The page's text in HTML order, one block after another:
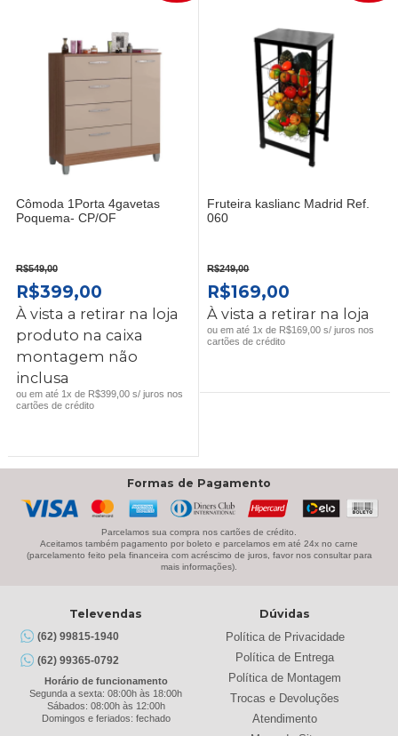
Cômoda 1Porta 4gavetas
Poquema- CP/OF
R$549,00
O
PREÇO
ORIGINAL
ERA:
R$549,00.
R$399,00O
PREÇO
ATUAL
É:
À vista a retirar na loja
produto na caixa
montagem não
inclusa
ou em até 1x de R$399,00 s/ juros nos
cartões de crédito
Fruteira kaslianc Madrid Ref.
060
R$249,00
O
PREÇO
ORIGINAL
R$169,00
PREÇO
ATUAL
À vista a retirar na loja
ou em até 1x de R$169,00 s/ juros nos
cartões de crédito
Formas de Pagamento
Parcelamos sua compra nos cartões de crédito.
Aceitamos também pagamento por boleto e parcelamos em até 24x no carne
(parcelamento feito pela financeira com acréscimo de juros, favor nos consultar para
mais informações).
Televendas
(62) 99815-1940
(62) 99365-0792
Horário de funcionamento
Segunda a sexta: 08:00h às 18:00h
Sábados: 08:00h às 12:00h
Domingos e feriados: fechado
Dúvidas
Política de Privacidade
Política de Entrega
Política de Montagem
Trocas e Devoluções
Atendimento